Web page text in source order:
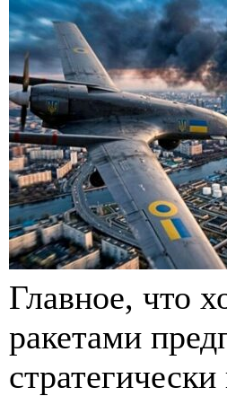
Главное, что
ракетами